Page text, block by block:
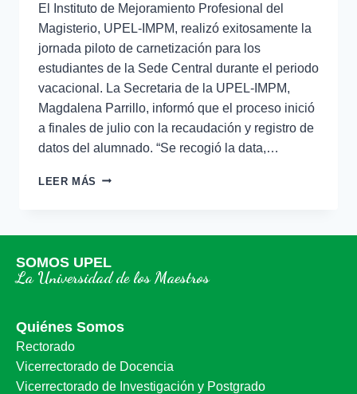
El Instituto de Mejoramiento Profesional del
Magisterio, UPEL-IMPM, realizó exitosamente la
jornada piloto de carnetización para los
estudiantes de la Sede Central durante el periodo
vacacional. La Secretaria de la UPEL-IMPM,
Magdalena Parrillo, informó que el proceso inició
a finales de julio con la recaudación y registro de
datos del alumnado. “Se recogió la data,…
LEER MÁS
SOMOS UPEL
La Universidad de los Maestros
Quiénes Somos
Rectorado
Vicerrectorado de Docencia
Vicerrectorado de Investigación y Postgrado